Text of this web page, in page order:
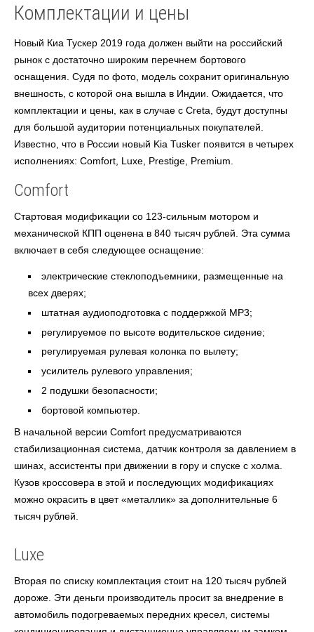
Комплектации и цены
Новый Киа Тускер 2019 года должен выйти на российский
рынок с достаточно широким перечнем бортового
оснащения. Судя по фото, модель сохранит оригинальную
внешность, с которой она вышла в Индии. Ожидается, что
комплектации и цены, как в случае с Creta, будут доступны
для большой аудитории потенциальных покупателей.
Известно, что в России новый Kia Tusker появится в четырех
исполнениях: Comfort, Luxe, Prestige, Premium.
Comfort
Стартовая модификации со 123-сильным мотором и
механической КПП оценена в 840 тысяч рублей. Эта сумма
включает в себя следующее оснащение:
электрические стеклоподъемники, размещенные на
всех дверях;
штатная аудиоподготовка с поддержкой МР3;
регулируемое по высоте водительское сидение;
регулируемая рулевая колонка по вылету;
усилитель рулевого управления;
2 подушки безопасности;
бортовой компьютер.
В начальной версии Comfort предусматриваются
стабилизационная система, датчик контроля за давлением в
шинах, ассистенты при движении в гору и спуске с холма.
Кузов кроссовера в этой и последующих модификациях
можно окрасить в цвет «металлик» за дополнительные 6
тысяч рублей.
Luxe
Вторая по списку комплектация стоит на 120 тысяч рублей
дороже. Эти деньги производитель просит за внедрение в
автомобиль подогреваемых передних кресел, системы